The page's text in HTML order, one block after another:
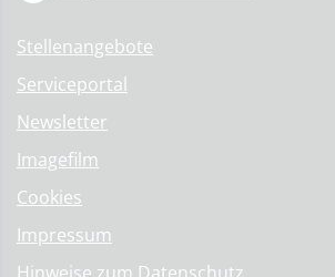
Stellenangebote
Serviceportal
Newsletter
Imagefilm
Cookies
Impressum